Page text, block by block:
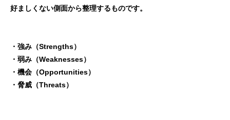
好ましくない側面から整理するものです。
・強み（Strengths）
・弱み（Weaknesses）
・機会（Opportunities）
・脅威（Threats）